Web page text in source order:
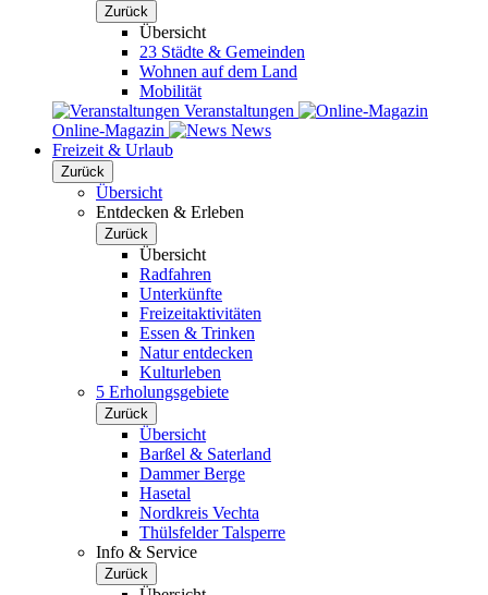
Zurück
Übersicht
23 Städte & Gemeinden
Wohnen auf dem Land
Mobilität
Veranstaltungen
Online-Magazin
News
Freizeit & Urlaub
Zurück
Übersicht
Entdecken & Erleben
Zurück
Übersicht
Radfahren
Unterkünfte
Freizeitaktivitäten
Essen & Trinken
Natur entdecken
Kulturleben
5 Erholungsgebiete
Zurück
Übersicht
Barßel & Saterland
Dammer Berge
Hasetal
Nordkreis Vechta
Thülsfelder Talsperre
Info & Service
Zurück